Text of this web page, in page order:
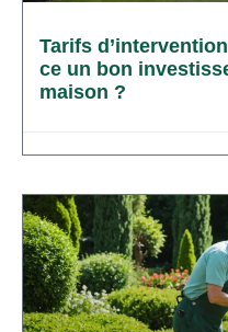
Tarifs
ce un bon
maison ?